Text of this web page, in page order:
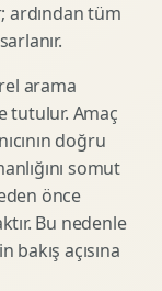
ardından tüm
arama
tutulur. Amaç
doğru
somut
önce
Bu nedenle
açısına